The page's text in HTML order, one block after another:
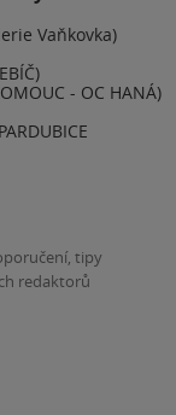
Vaňkovka)
- OC HANÁ)
tipy
redaktorů